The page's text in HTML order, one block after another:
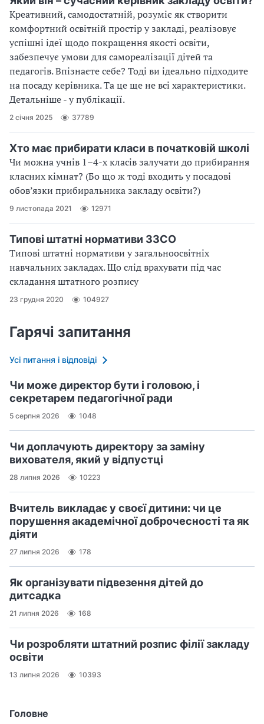
Головне
Креативний, самодостатній, розуміє як створити
комфортний освітній простір у закладі, реалізовує
успішні ідеї щодо покращення якості освіти,
забезпечує умови для самореалізації дітей та
педагогів. Впізнаєте себе? Тоді ви ідеально підходите
на посаду керівника. Та це ще не всі характеристики.
Детальніше - у публікації.
2 січня 2025 37789
Хто має прибирати класи в початковій школі
Чи можна учнів 1–4-х класів залучати до прибирання
класних кімнат? (Бо що ж тоді входить у посадові
обов’язки прибиральника закладу освіти?)
9 листопада 2021 12971
Типові штатні нормативи ЗЗСО
Типові штатні нормативи у загальноосвітніх
навчальних закладах. Що слід врахувати під час
складання штатного розпису
23 грудня 2020 104927
Гарячі запитання
Усі питання і відповіді
Чи може директор бути і головою, і
секретарем педагогічної ради
5 серпня 2026 1048
Чи доплачують директору за заміну
вихователя, який у відпустці
28 липня 2026 10223
Вчитель викладає у своєї дитини: чи це
порушення академічної доброчесності та як
діяти
27 липня 2026 178
Як організувати підвезення дітей до
дитсадка
21 липня 2026 168
Чи розробляти штатний розпис філії закладу
освіти
13 липня 2026 10393